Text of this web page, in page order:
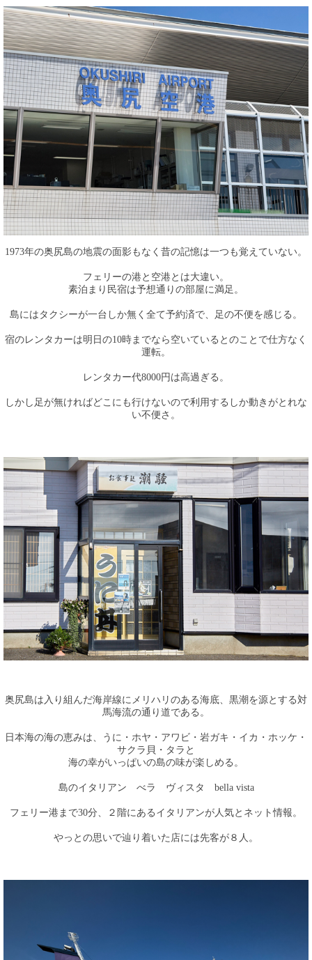
1973年の奥尻島の地震の面影もなく昔の記憶は一つも覚えていない。
フェリーの港と空港とは大違い。
素泊まり民宿は予想通りの部屋に満足。
島にはタクシーが一台しか無く全て予約済で、足の不便を感じる。
宿のレンタカーは明日の10時までなら空いているとのことで仕方なく
運転。
レンタカー代8000円は高過ぎる。
しかし足が無ければどこにも行けないので利用するしか動きがとれな
い不便さ。
奥尻島は入り組んだ海岸線にメリハリのある海底、黒潮を源とする対
馬海流の通り道である。
日本海の海の恵みは、うに・ホヤ・アワビ・岩ガキ・イカ・ホッケ・
サクラ貝・タラと
海の幸がいっぱいの島の味が楽しめる。
島のイタリアン べラ ヴィスタ bella vista
フェリー港まで30分、２階にあるイタリアンが人気とネット情報。
やっとの思いで辿り着いた店には先客が８人。